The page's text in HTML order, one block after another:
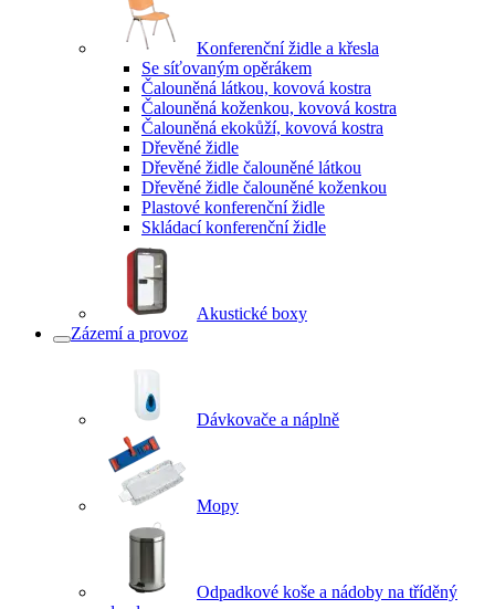
Konferenční židle a křesla
Se síťovaným opěrákem
Čalouněná látkou, kovová kostra
Čalouněná koženkou, kovová kostra
Čalouněná ekokůží, kovová kostra
Dřevěné židle
Dřevěné židle čalouněné látkou
Dřevěné židle čalouněné koženkou
Plastové konferenční židle
Skládací konferenční židle
Akustické boxy
Zázemí a provoz
Dávkovače a náplně
Mopy
Odpadkové koše a nádoby na tříděný